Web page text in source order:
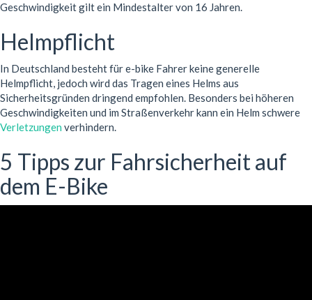
Geschwindigkeit gilt ein Mindestalter von 16 Jahren.
Helmpflicht
In Deutschland besteht für e-bike Fahrer keine generelle
Helmpflicht, jedoch wird das Tragen eines Helms aus
Sicherheitsgründen dringend empfohlen. Besonders bei höheren
Geschwindigkeiten und im Straßenverkehr kann ein Helm schwere
Verletzungen verhindern.
5 Tipps zur Fahrsicherheit auf
dem E-Bike